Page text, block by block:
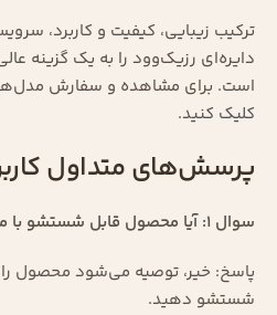
دایره‌ای رزیک‌وود را به یک گزینه
است. برای مشاهده و سفارش
کلیک کنید.
پرسش‌های متداول
سوال ۱: آیا محصول قابل شستشو با ماشین ظرف‌شویی است؟
پاسخ: خیر، توصیه می‌شود محصول
شستشو دهید.